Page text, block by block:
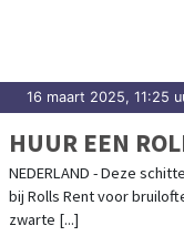
16 maart 2025, 11:25
HUUR EEN
NEDERLAND - Deze
bij Rolls Rent voor
zwarte [...]